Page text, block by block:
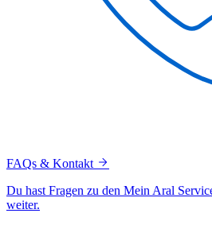
FAQs & Kontakt
Du hast Fragen zu den Mein Aral
weiter.